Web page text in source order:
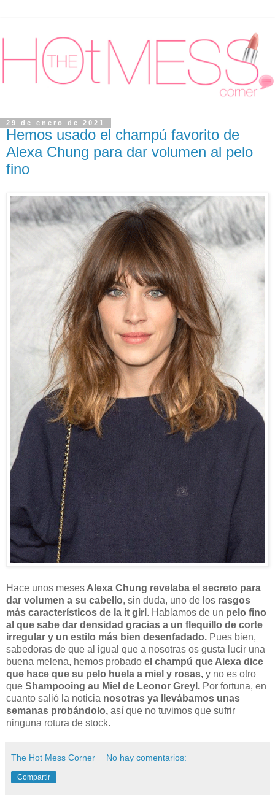
29 de enero de 2021
Hemos usado el champú favorito de
Alexa Chung para dar volumen al pelo
fino
Hace unos meses Alexa Chung revelaba el secreto para
dar volumen a su cabello, sin duda, uno de los rasgos
más característicos de la it girl . Hablamos de un pelo fino
al que sabe dar densidad gracias a un flequillo de corte
irregular y un estilo más bien desenfadado. Pues bien,
sabedoras de que al igual que a nosotras os gusta lucir una
buena melena, hemos probado el champú que Alexa dice
que hace que su pelo huela a miel y rosas, y no es otro
que Shampooing au Miel de Leonor Greyl. Por fortuna, en
cuanto salió la noticia nosotras ya llevábamos unas
semanas probándolo, así que no tuvimos que sufrir
ninguna rotura de stock.
The Hot Mess Corner No hay comentarios:
Compartir